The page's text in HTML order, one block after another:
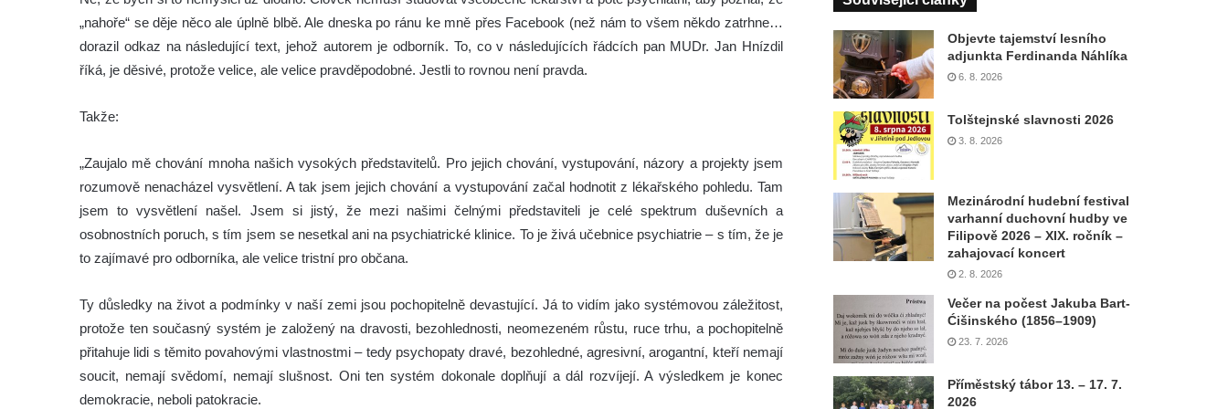
„nahoře“ se děje něco ale úplně blbě. Ale dneska po ránu ke mně přes Facebook (než nám to všem někdo zatrhne…
dorazil odkaz na následující text, jehož autorem je odborník. To, co v následujících řádcích pan MUDr. Jan Hnízdil
říká, je děsivé, protože velice, ale velice pravděpodobné. Jestli to rovnou není pravda.
Takže:
„Zaujalo mě chování mnoha našich vysokých představitelů. Pro jejich chování, vystupování, názory a projekty jsem
rozumově nenacházel vysvětlení. A tak jsem jejich chování a vystupování začal hodnotit z lékařského pohledu. Tam
jsem to vysvětlení našel. Jsem si jistý, že mezi našimi čelnými představiteli je celé spektrum duševních a
osobnostních poruch, s tím jsem se nesetkal ani na psychiatrické klinice. To je živá učebnice psychiatrie – s tím, že je
to zajímavé pro odborníka, ale velice tristní pro občana.
Ty důsledky na život a podmínky v naší zemi jsou pochopitelně devastující. Já to vidím jako systémovou záležitost,
protože ten současný systém je založený na dravosti, bezohlednosti, neomezeném růstu, ruce trhu, a pochopitelně
přitahuje lidi s těmito povahovými vlastnostmi – tedy psychopaty dravé, bezohledné, agresivní, arogantní, kteří nemají
soucit, nemají svědomí, nemají slušnost. Oni ten systém dokonale doplňují a dál rozvíjejí. A výsledkem je konec
demokracie, neboli patokracie.
Objevte tajemství lesního
adjunkta Ferdinanda Náhlíka
6. 8. 2026
Tolštejnské slavnosti 2026
3. 8. 2026
Mezinárodní hudební festival
varhanní duchovní hudby ve
Filipově 2026 – XIX. ročník –
zahajovací koncert
2. 8. 2026
Večer na počest Jakuba Bart-
Ćišinského (1856–1909)
23. 7. 2026
Příměstský tábor 13. – 17. 7.
2026